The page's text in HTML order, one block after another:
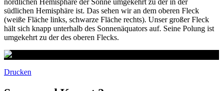
südlichen Hemisphäre ist. Das sehen wir an dem oberen Fleck
(weiße Fläche links, schwarze Fläche rechts). Unser großer Fleck
hält sich knapp unterhalb des Sonnenäquators auf. Seine Polung ist
umgekehrt zu der des oberen Flecks.
Drucken